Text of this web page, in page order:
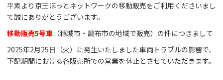
平素より京王ほっとネットワークの移動販売をご利用くださいまし
て誠にありがとうございます。
移動販売5号車 （稲城市・調布市の地域で販売）の件につきまして
2025年2月25日（火）に発生いたしました車両トラブルの影響で、
下記期間における各販売所での営業を休止とさせていただきます。